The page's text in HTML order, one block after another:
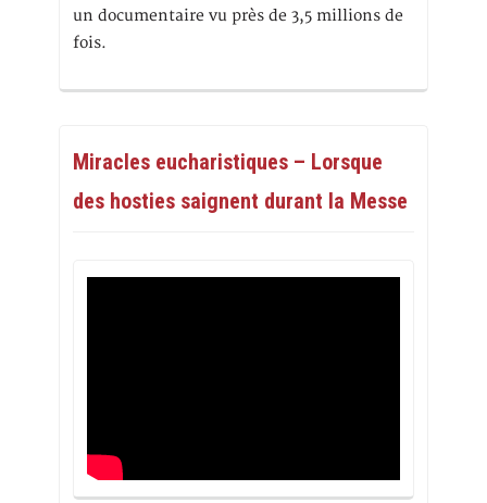
un documentaire vu près de 3,5 millions de
fois.
Miracles eucharistiques – Lorsque
des hosties saignent durant la Messe